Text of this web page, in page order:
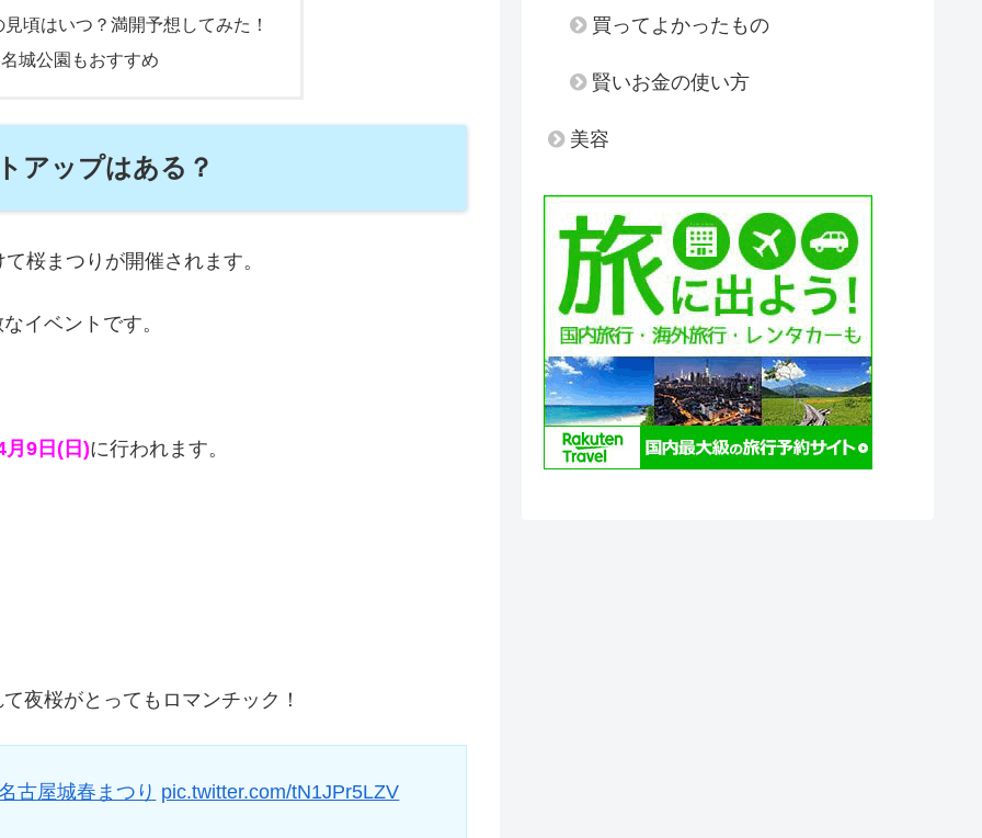
頃はいつ？満開予想してみた！
城公園もおすすめ
アップはある？
桜まつりが開催されます。
イベントです。
月9日(日)に行われます。
夜桜がとってもロマンチック！
古屋城春まつり pic.twitter.com/tN1JPr5LZV
買ってよかったもの
賢いお金の使い方
美容